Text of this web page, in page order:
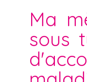
Ma
sous